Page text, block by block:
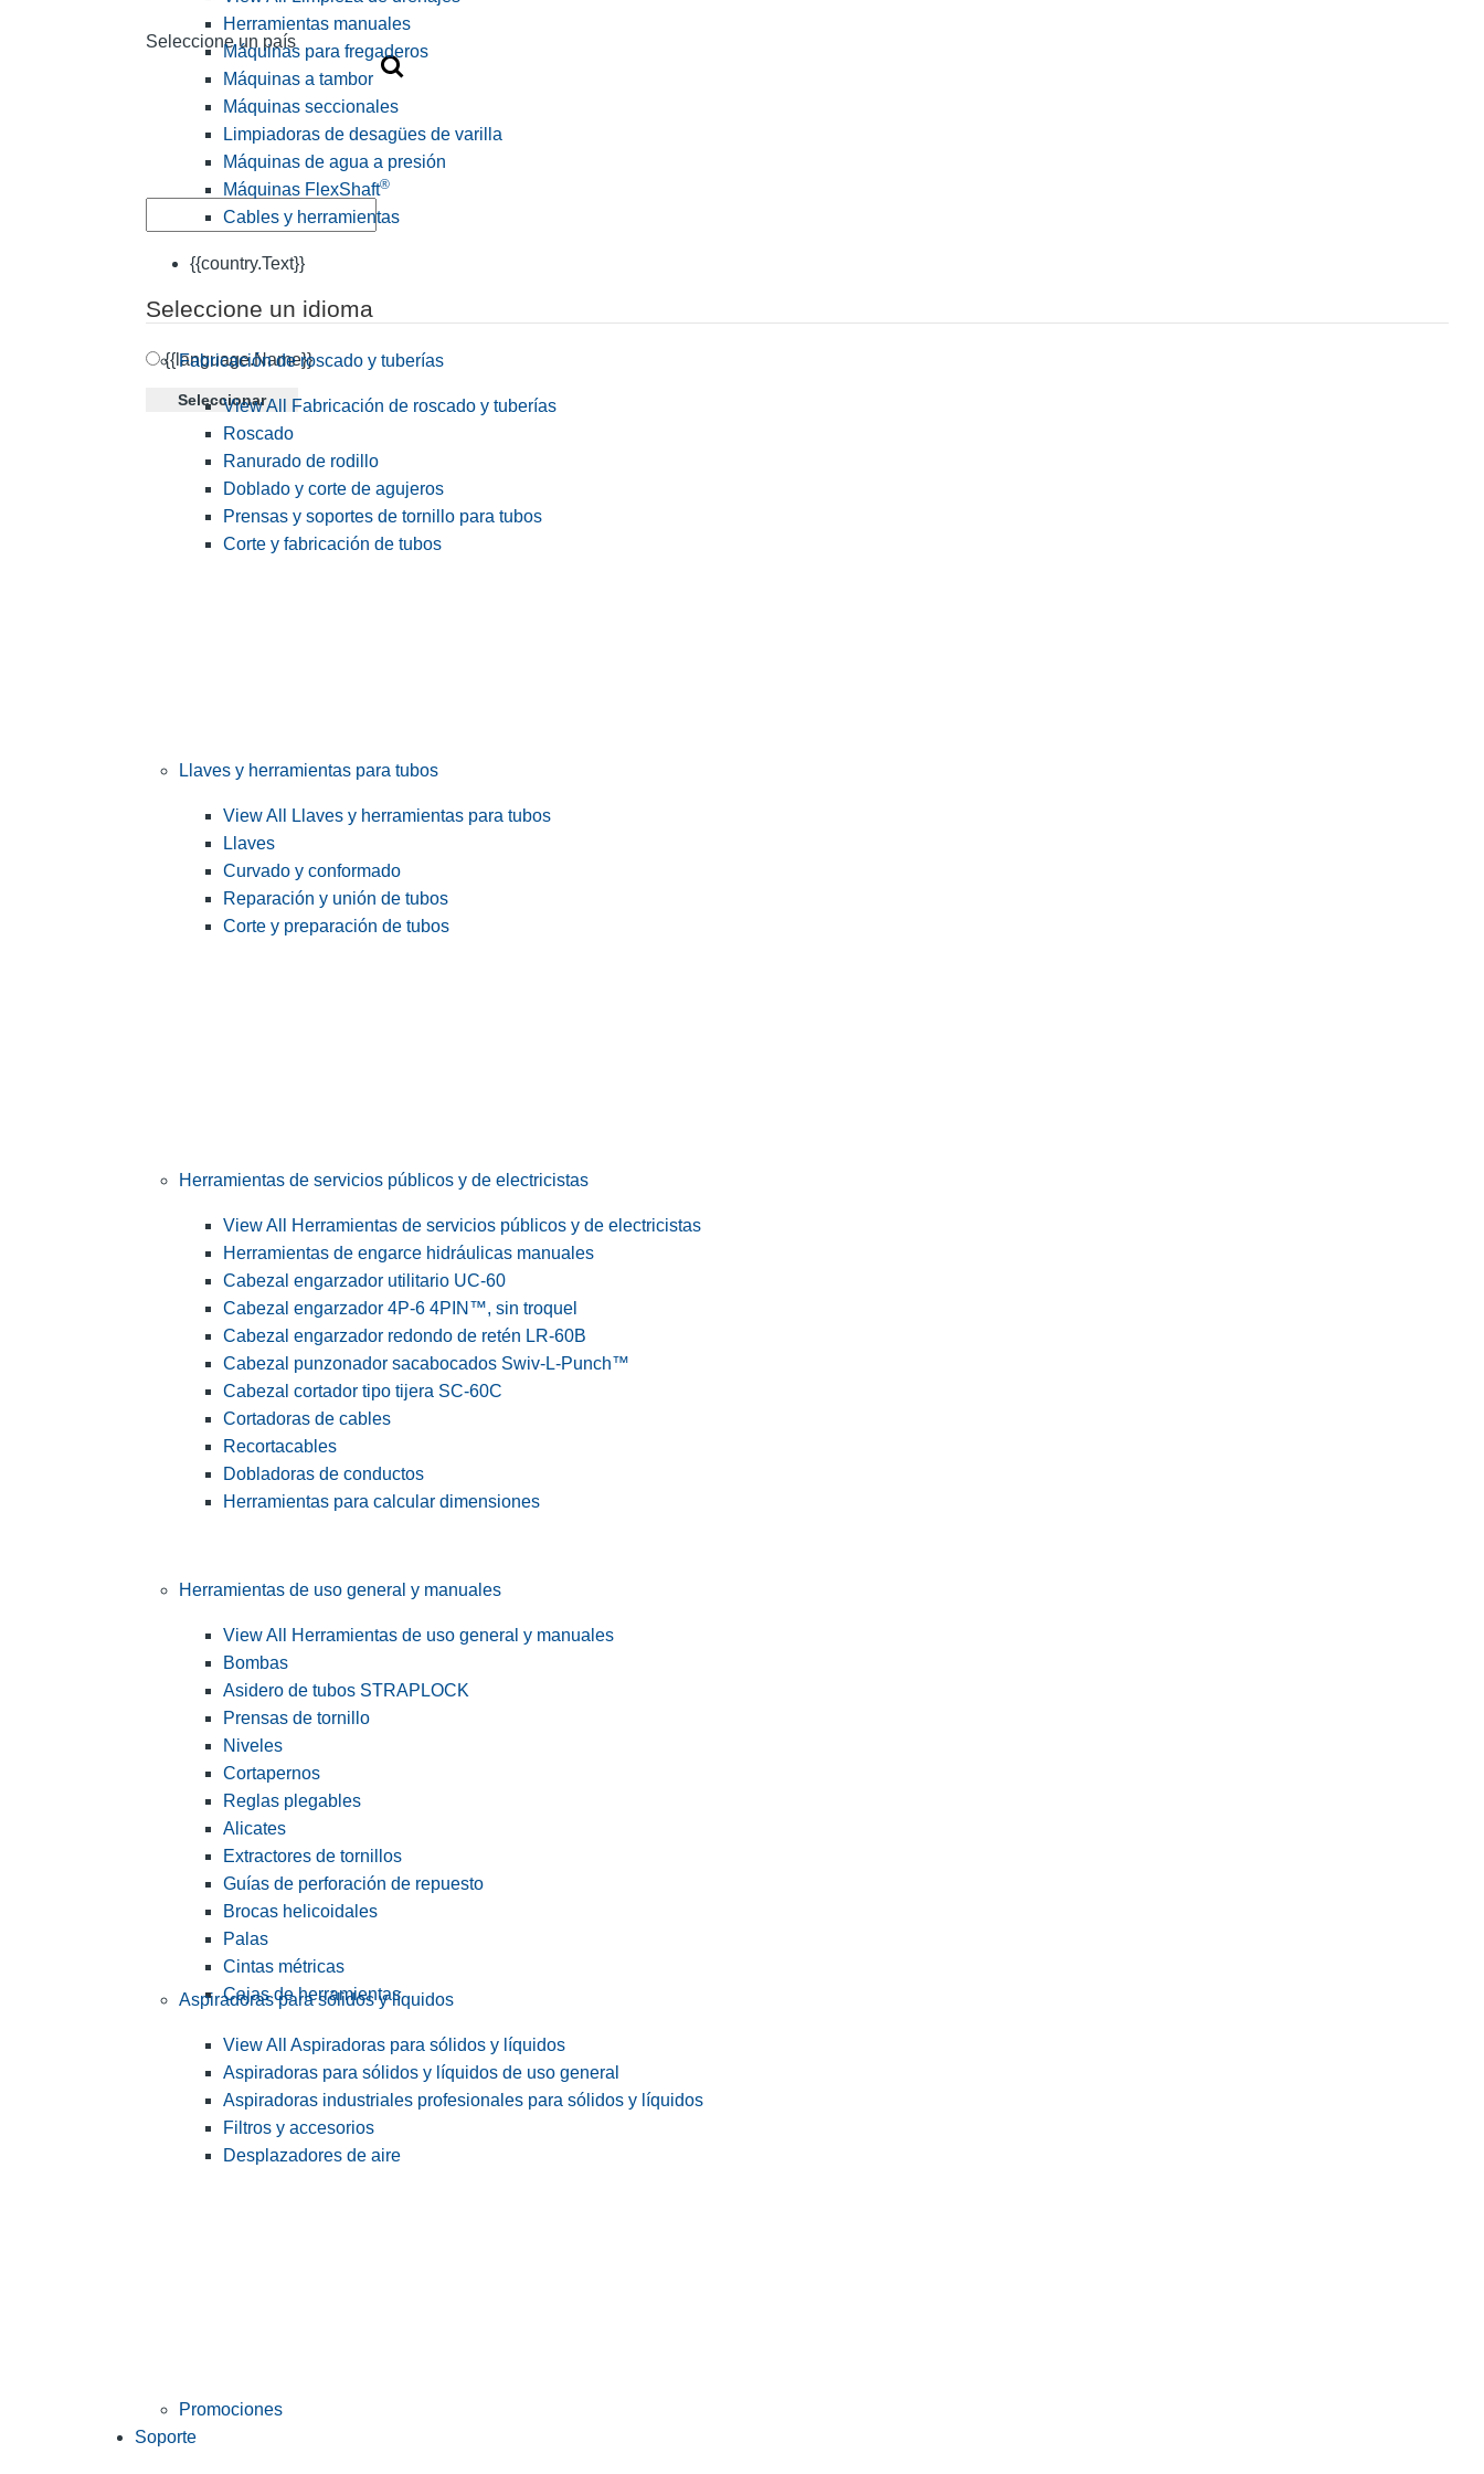
Seleccione un país
{{country.Text}}
Seleccione un idioma
{{language.Name}}
Seleccionar
Herramientas manuales
Máquinas para fregaderos
Máquinas a tambor
Máquinas seccionales
Limpiadoras de desagües de varilla
Máquinas de agua a presión
Máquinas FlexShaft®
Cables y herramientas
Fabricación de roscado y tuberías
View All Fabricación de roscado y tuberías
Roscado
Ranurado de rodillo
Doblado y corte de agujeros
Prensas y soportes de tornillo para tubos
Corte y fabricación de tubos
Llaves y herramientas para tubos
View All Llaves y herramientas para tubos
Llaves
Curvado y conformado
Reparación y unión de tubos
Corte y preparación de tubos
Herramientas de servicios públicos y de electricistas
View All Herramientas de servicios públicos y de electricistas
Herramientas de engarce hidráulicas manuales
Cabezal engarzador utilitario UC-60
Cabezal engarzador 4P-6 4PIN™, sin troquel
Cabezal engarzador redondo de retén LR-60B
Cabezal punzonador sacabocados Swiv-L-Punch™
Cabezal cortador tipo tijera SC-60C
Cortadoras de cables
Recortacables
Dobladoras de conductos
Herramientas para calcular dimensiones
Herramientas de uso general y manuales
View All Herramientas de uso general y manuales
Bombas
Asidero de tubos STRAPLOCK
Prensas de tornillo
Niveles
Cortapernos
Reglas plegables
Alicates
Extractores de tornillos
Guías de perforación de repuesto
Brocas helicoidales
Palas
Cintas métricas
Cajas de herramientas
Aspiradoras para sólidos y líquidos
View All Aspiradoras para sólidos y líquidos
Aspiradoras para sólidos y líquidos de uso general
Aspiradoras industriales profesionales para sólidos y líquidos
Filtros y accesorios
Desplazadores de aire
Promociones
Soporte